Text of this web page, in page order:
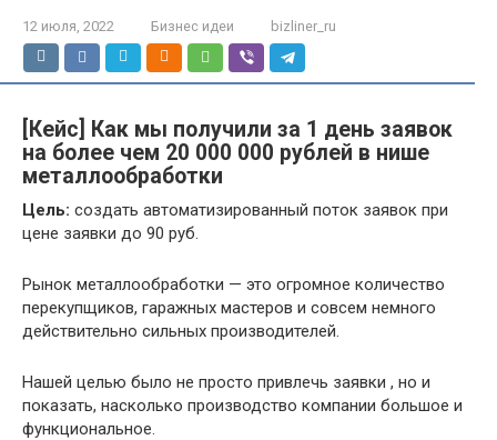
12 июля, 2022 Бизнес идеи bizliner_ru
[Кейс] Как мы получили за 1 день заявок
на более чем 20 000 000 рублей в нише
металлообработки
Цель: создать автоматизированный поток заявок при
цене заявки до 90 руб.
Рынок металлообработки — это огромное количество
перекупщиков, гаражных мастеров и совсем немного
действительно сильных производителей.
Нашей целью было не просто привлечь заявки , но и
показать, насколько производство компании большое и
функциональное.